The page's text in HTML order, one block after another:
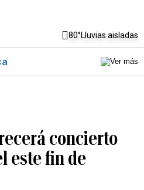
80°Lluvias aisladas
concierto
este fin de